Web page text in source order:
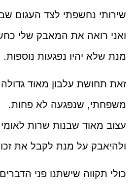
שירותי נחשפתי לצד העגום
ואני רואה את המאבק שלי
מנת שלא יהיו נפגעות נוספות.
זאת תחושת עלבון מאוד
משפחתי, שנפגעה לא פחות.
עצוב מאוד שבנות שרות
ולהיאבק על מנת לקבל את
כולי תקווה שישתנו פני הדברים